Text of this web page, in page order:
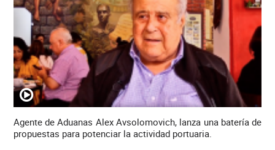
Agente de Aduanas Alex Avsolomovich, lanza una batería de
propuestas para potenciar la actividad portuaria.